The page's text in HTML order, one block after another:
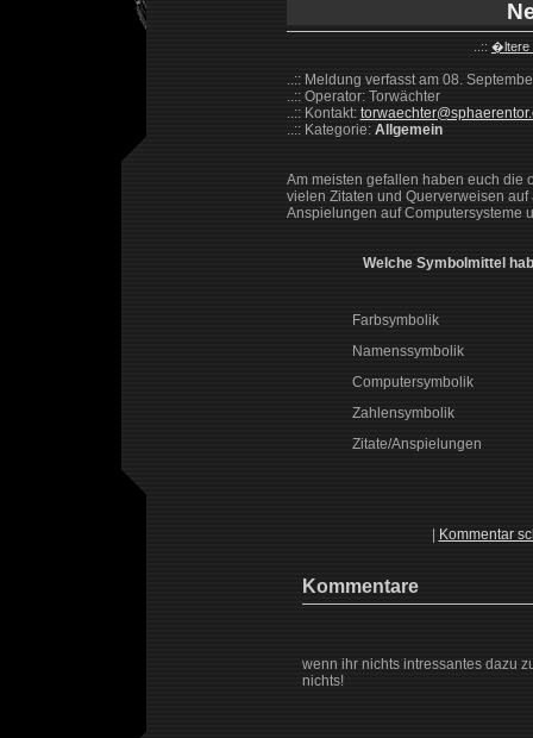
..:: �ltere
..:: Meldung verfasst am 08.
..:: Operator: Torwächter
..:: Kontakt:
..:: Kategorie: Allgemein
Am meisten gefallen haben euch die
vielen Zitaten und Querverweisen
Anspielungen auf Computersysteme
Welche Symbolmittel
Farbsymbolik
Namenssymbolik
Computersymbolik
Zahlensymbolik
Zitate/Anspielungen
Kommentar
Kommentare
wenn ihr nichts intressantes dazu
nichts!